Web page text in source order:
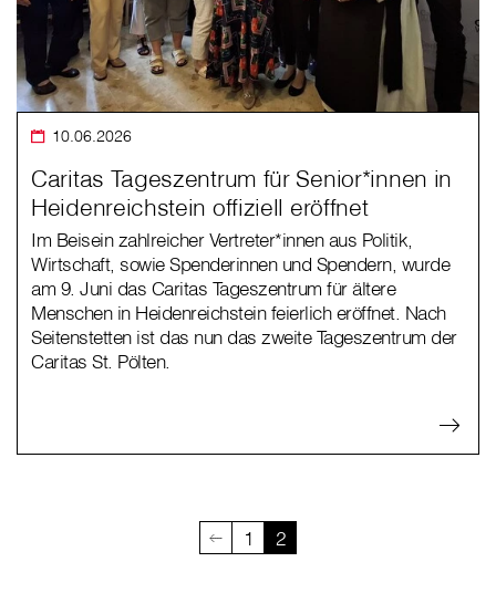
10.06.2026
Caritas Tageszentrum für Senior*innen in
Heidenreichstein offiziell eröffnet
Im Beisein zahlreicher Vertreter*innen aus Politik,
Wirtschaft, sowie Spenderinnen und Spendern, wurde
am 9. Juni das Caritas Tageszentrum für ältere
Menschen in Heidenreichstein feierlich eröffnet. Nach
Seitenstetten ist das nun das zweite Tageszentrum der
Caritas St. Pölten.
1 2